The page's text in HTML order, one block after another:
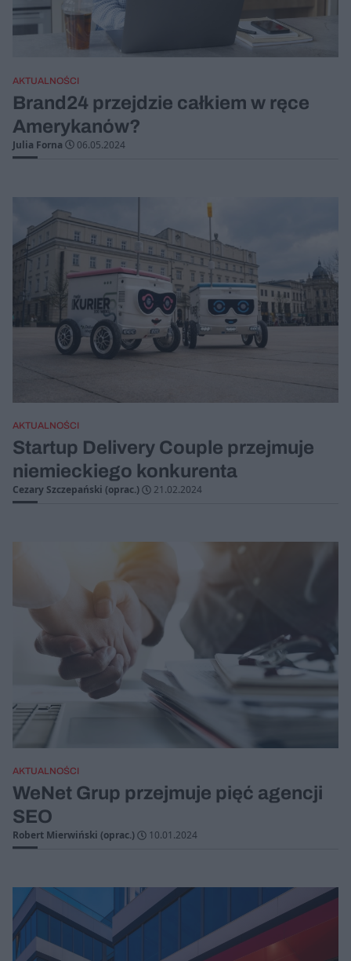
AKTUALNOŚCI
Brand24 przejdzie całkiem w ręce
Amerykanów?
Julia Forna 06.05.2024
AKTUALNOŚCI
Startup Delivery Couple przejmuje
niemieckiego konkurenta
Cezary Szczepański (oprac.) 21.02.2024
AKTUALNOŚCI
WeNet Grup przejmuje pięć agencji
SEO
Robert Mierwiński (oprac.) 10.01.2024